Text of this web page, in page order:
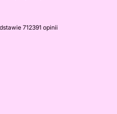
712391 opinii